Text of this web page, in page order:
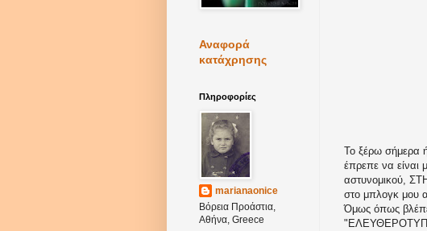
Το ξέρω σήμερα
έπρεπε να
αστυνομικού,
στο μπλογκ μου
Όμως όπως
Αναφορά
κατάχρησης
Πληροφορίες
marianaonice
Βόρεια Προάστια,
Αθήνα, Greece